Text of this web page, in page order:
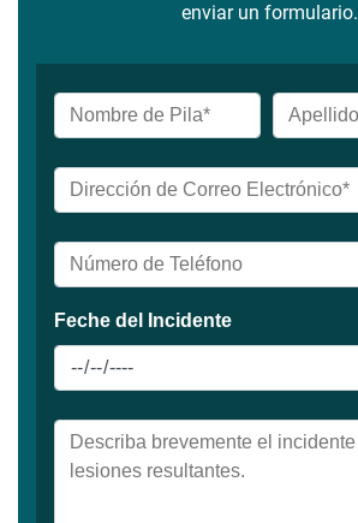
enviar un formulario.